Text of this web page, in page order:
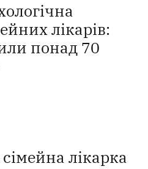
лікарів:
понад 70
лікарка